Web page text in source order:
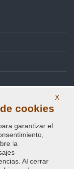
X
cookies
garantizar el
la
Al cerrar